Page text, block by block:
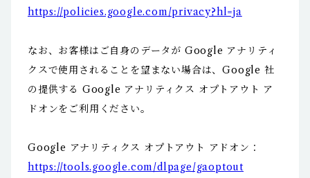
https://policies.google.com/privacy?hl=ja
なお、お客様はご自身のデータが Google アナリティ
クスで使用されることを望まない場合は、Google 社
の提供する Google アナリティクス オプトアウト ア
ドオンをご利用ください。
Google アナリティクス オプトアウト アドオン：
https://tools.google.com/dlpage/gaoptout